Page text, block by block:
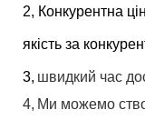
2, Конкурентна
якість за
3, швидкий час
4, Ми можемо